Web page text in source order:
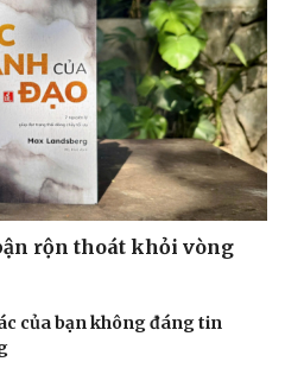
rộn thoát khỏi vòng
của bạn không đáng tin